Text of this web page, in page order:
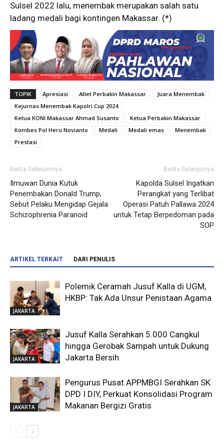
Sulsel 2022 lalu, menembak merupakan salah satu
ladang medali bagi kontingen Makassar. (*)
TOPIK Apresiasi Atlet Perbakin Makassar
Juara Menembak
Kejurnas Menembak Kapolri Cup 2024
Ketua KONI Makassar Ahmad Susanto
Ketua Perbakin Makassar
Kombes Pol Heru Novianto
Medali Medali emas
Menembak
Prestasi
Berita Sebelumnya
Ilmuwan Dunia Kutuk
Penembakan Donald Trump,
Sebut Pelaku Mengidap Gejala
Schizophrenia Paranoid
Berita Selanjutnya
Kapolda Sulsel Ingatkan
Perangkat yang Terlibat
Operasi Patuh Pallawa 2024
untuk Tetap Berpedoman pada
SOP
ARTIKEL TERKAIT DARI PENULIS
JAKARTA
Polemik Ceramah Jusuf Kalla di UGM,
HKBP: Tak Ada Unsur Penistaan Agama
JAKARTA
Jusuf Kalla Serahkan 5.000 Cangkul
hingga Gerobak Sampah untuk Dukung
Jakarta Bersih
JAKARTA
Pengurus Pusat APPMBGI Serahkan SK
DPD I DIY, Perkuat Konsolidasi Program
Makanan Bergizi Gratis